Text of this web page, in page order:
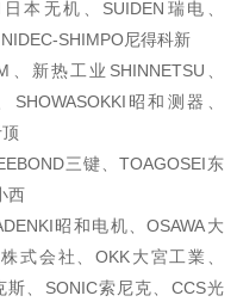
日本无机、SUIDEN瑞电、
SHIMPO尼得科新
新热工业SHINNETSU、
SHOWASOKKI昭和测器、
三键、TOAGOSEI东
西
昭和电机、OSAWA大
式会社、OKK大宮工業、
斯、SONIC索尼克、CCS光